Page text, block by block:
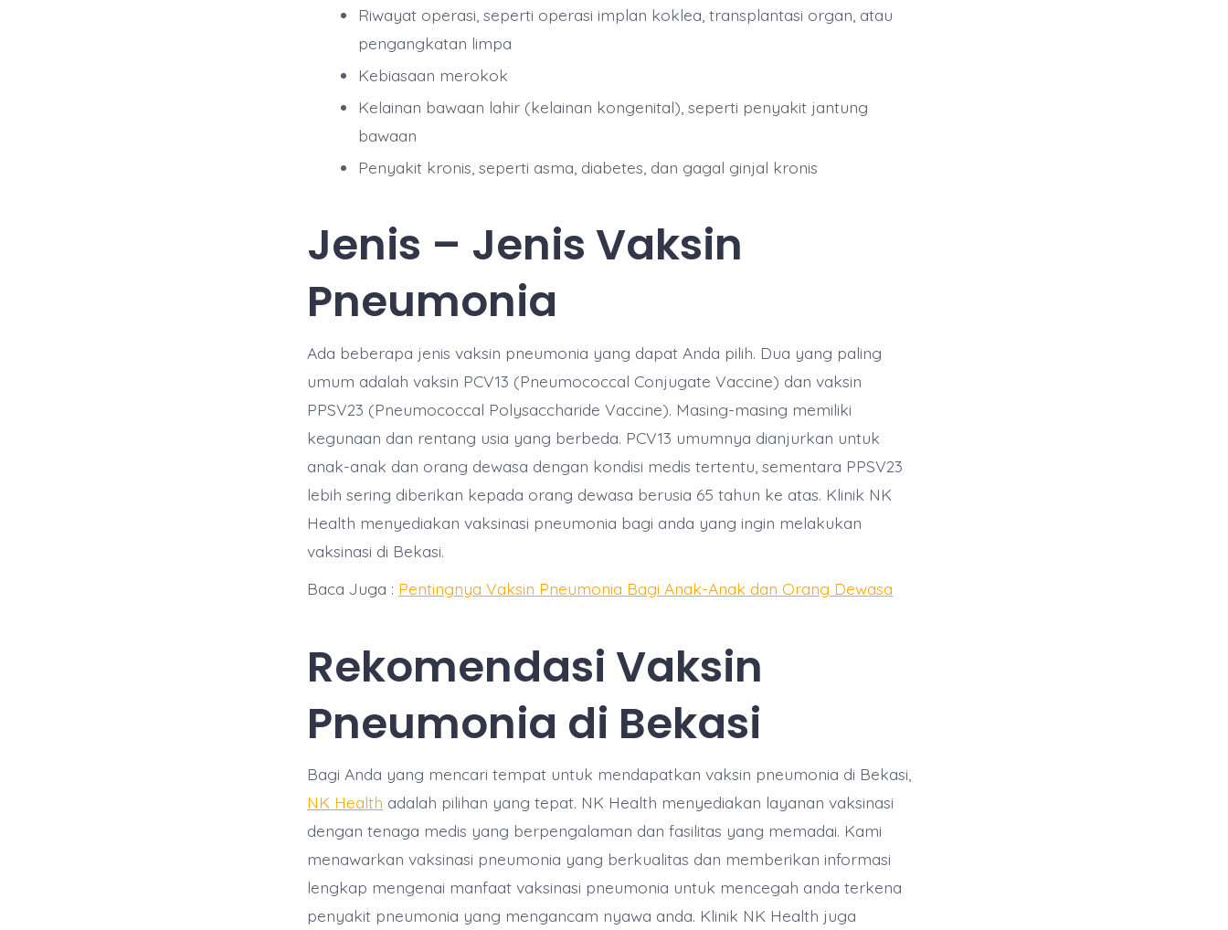
Riwayat operasi, seperti operasi implan koklea, transplantasi organ, atau
pengangkatan limpa
Kebiasaan merokok
Kelainan bawaan lahir (kelainan kongenital), seperti penyakit jantung
bawaan
Penyakit kronis, seperti asma, diabetes, dan gagal ginjal kronis
Jenis – Jenis Vaksin
Pneumonia
Ada beberapa jenis vaksin pneumonia yang dapat Anda pilih. Dua yang paling
umum adalah vaksin PCV13 (Pneumococcal Conjugate Vaccine) dan vaksin
PPSV23 (Pneumococcal Polysaccharide Vaccine). Masing-masing memiliki
kegunaan dan rentang usia yang berbeda. PCV13 umumnya dianjurkan untuk
anak-anak dan orang dewasa dengan kondisi medis tertentu, sementara PPSV23
lebih sering diberikan kepada orang dewasa berusia 65 tahun ke atas. Klinik NK
Health menyediakan vaksinasi pneumonia bagi anda yang ingin melakukan
vaksinasi di Bekasi.
Baca Juga : Pentingnya Vaksin Pneumonia Bagi Anak-Anak dan Orang Dewasa
Rekomendasi Vaksin
Pneumonia di Bekasi
Bagi Anda yang mencari tempat untuk mendapatkan vaksin pneumonia di Bekasi,
NK Health adalah pilihan yang tepat. NK Health menyediakan layanan vaksinasi
dengan tenaga medis yang berpengalaman dan fasilitas yang memadai. Kami
menawarkan vaksinasi pneumonia yang berkualitas dan memberikan informasi
lengkap mengenai manfaat vaksinasi pneumonia untuk mencegah anda terkena
penyakit pneumonia yang mengancam nyawa anda. Klinik NK Health juga